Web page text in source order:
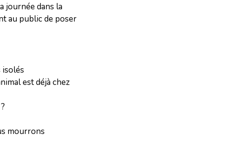
journée dans la
au public de poser
isolés
est déjà chez
mourrons